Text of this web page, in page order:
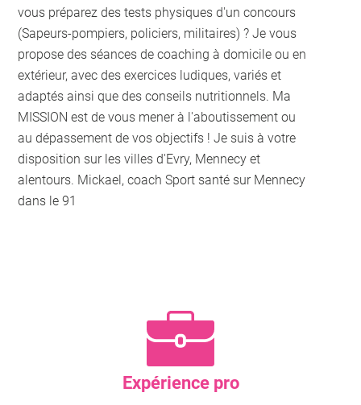
vous préparez des tests physiques d'un concours
(Sapeurs-pompiers, policiers, militaires) ? Je vous
propose des séances de coaching à domicile ou en
extérieur, avec des exercices ludiques, variés et
adaptés ainsi que des conseils nutritionnels. Ma
MISSION est de vous mener à l'aboutissement ou
au dépassement de vos objectifs ! Je suis à votre
disposition sur les villes d'Evry, Mennecy et
alentours. Mickael, coach Sport santé sur Mennecy
dans le 91
Expérience pro